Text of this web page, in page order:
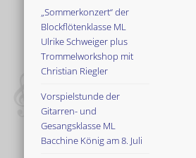
„Sommerkonzert“ der
Blockflötenklasse ML
Ulrike Schweiger plus
Trommelworkshop mit
Christian Riegler
Vorspielstunde der
Gitarren- und
Gesangsklasse ML
Bacchine König am 8. Juli